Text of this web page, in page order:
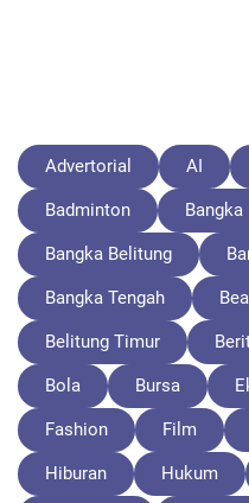
Advertorial AI
Badminton Bangka
Bangka Belitung
Bangka Tengah
Belitung Timur
Bola Bursa
Fashion Film
Hiburan Hukum